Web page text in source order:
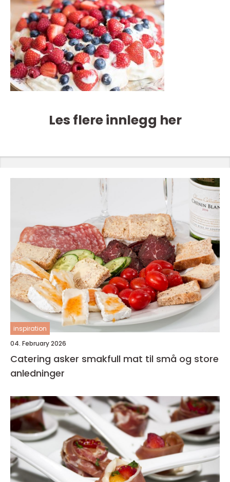
Les flere innlegg her
inspiration
04. February 2026
Catering asker smakfull mat til små og store
anledninger